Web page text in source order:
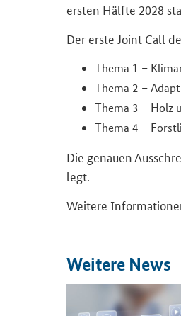
ers­ten Hälf­te 2028
Der erste Joint Call
Thema 1 –
Thema 2 –
Thema 3 – Holz
Thema 4 –
Die ge­nau­en
legt.
Wei­te­re
Wei­te­re News